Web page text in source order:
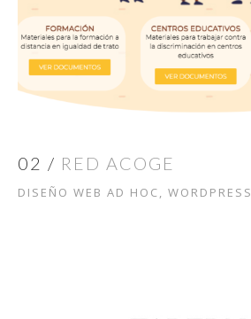
02 / RED ACOGE
DISEÑO WEB AD HOC, WORDPRESS